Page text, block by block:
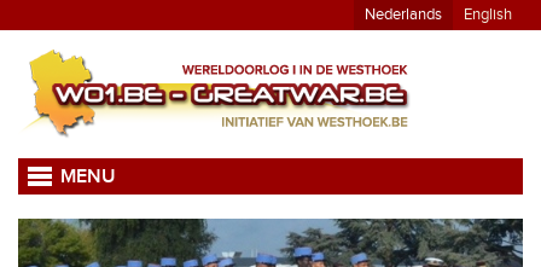
Nederlands English
MENU